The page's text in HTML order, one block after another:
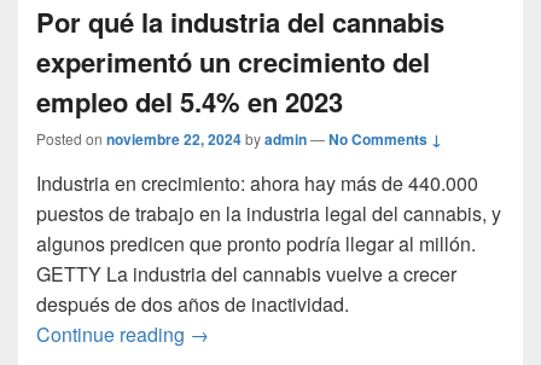
Por qué la industria del cannabis
experimentó un crecimiento del
empleo del 5.4% en 2023
Posted on noviembre 22, 2024byadmin—No Comments ↓
Industria en crecimiento: ahora hay más de 440.000
puestos de trabajo en la industria legal del cannabis, y
algunos predicen que pronto podría llegar al millón.
GETTY La industria del cannabis vuelve a crecer
después de dos años de inactividad.
Continue reading Por qué la industria del cannabis
→